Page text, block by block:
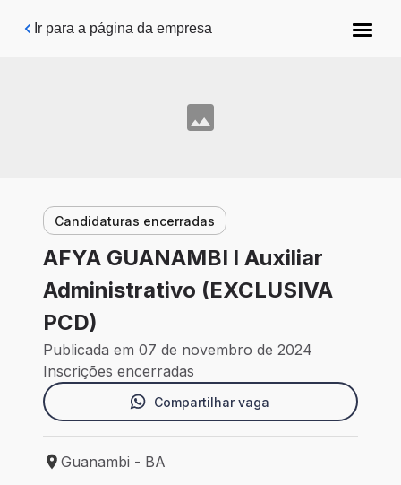
Pular para o conteúdo principal
Ir para a página da empresa
Candidaturas encerradas
AFYA GUANAMBI l Auxiliar
Administrativo (EXCLUSIVA
PCD)
Publicada em 07 de novembro de 2024
Inscrições encerradas
Compartilhar vaga
Local de trabalho: Guanambi - BA
Guanambi - BA